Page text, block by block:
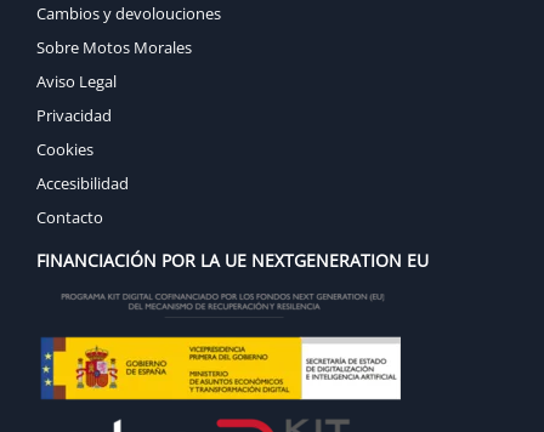
Cambios y devolouciones
Sobre Motos Morales
Aviso Legal
Privacidad
Cookies
Accesibilidad
Contacto
FINANCIACIÓN POR LA UE NEXTGENERATION EU